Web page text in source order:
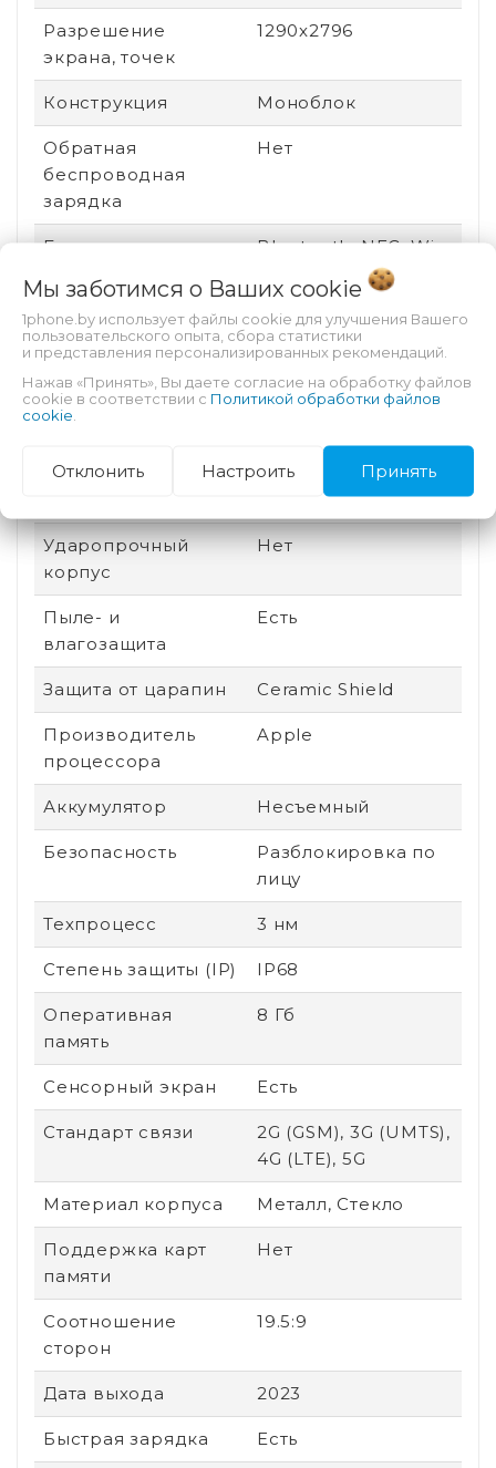
Разрешение
экрана, точек
1290x2796
Конструкция Моноблок
Обратная
беспроводная
зарядка
Нет
Беспроводные
Bluetooth, NFC, Wi-
Цвет корпуса Белый
Версия ОС iOS 17
Платформа iOS
Ударопрочный
корпус
Нет
Пыле- и
влагозащита
Есть
Защита от царапин Ceramic Shield
Производитель
процессора
Apple
Аккумулятор Несъемный
Безопасность
Разблокировка по
лицу
Техпроцесс 3 нм
Степень защиты (IP) IP68
Оперативная
память
8 Гб
Сенсорный экран Есть
Стандарт связи
2G (GSM), 3G (UMTS),
4G (LTE), 5G
Материал корпуса Металл, Стекло
Поддержка карт
памяти
Нет
Соотношение
сторон
19.5:9
Дата выхода 2023
Быстрая зарядка Есть
Мы заботимся о Ваших cookie
1phone.by использует файлы cookie для улучшения Вашего
пользовательского опыта, сбора статистики
и представления персонализированных рекомендаций.
Нажав «Принять», Вы даете согласие на обработку файлов
cookie в соответствии с Политикой обработки файлов
cookie
Отклонить Настроить Принять